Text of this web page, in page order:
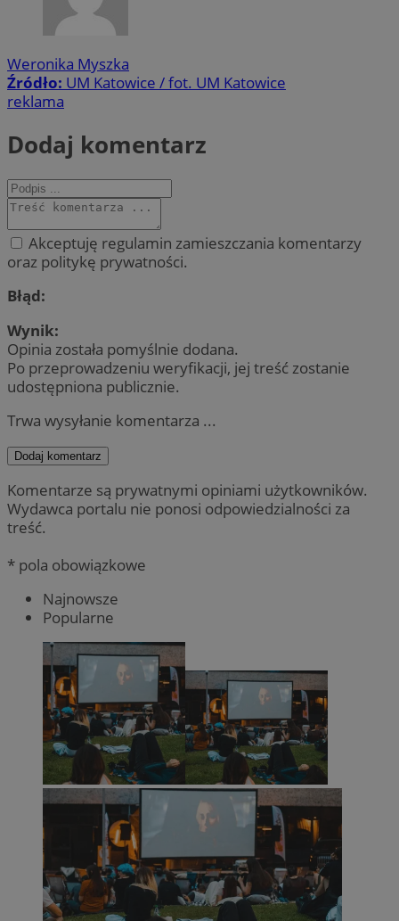
Weronika Myszka
Źródło: UM Katowice / fot. UM Katowice
reklama
Dodaj komentarz
Akceptuję regulamin zamieszczania komentarzy
oraz politykę prywatności.
Błąd:
Wynik:
Opinia została pomyślnie dodana.
Po przeprowadzeniu weryfikacji, jej treść zostanie
udostępniona publicznie.
Trwa wysyłanie komentarza ...
Dodaj komentarz
Komentarze są prywatnymi opiniami użytkowników.
Wydawca portalu nie ponosi odpowiedzialności za
treść.
* pola obowiązkowe
Najnowsze
Popularne